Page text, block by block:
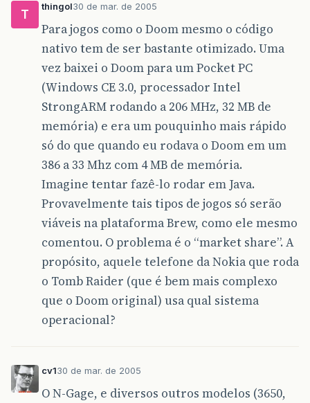
T
thingol30 de mar. de 2005
Para jogos como o Doom mesmo o código
nativo tem de ser bastante otimizado. Uma
vez baixei o Doom para um Pocket PC
(Windows CE 3.0, processador Intel
StrongARM rodando a 206 MHz, 32 MB de
memória) e era um pouquinho mais rápido
só do que quando eu rodava o Doom em um
386 a 33 Mhz com 4 MB de memória.
Imagine tentar fazê-lo rodar em Java.
Provavelmente tais tipos de jogos só serão
viáveis na plataforma Brew, como ele mesmo
comentou. O problema é o “market share”. A
propósito, aquele telefone da Nokia que roda
o Tomb Raider (que é bem mais complexo
que o Doom original) usa qual sistema
operacional?
cv130 de mar. de 2005
O N-Gage, e diversos outros modelos (3650,